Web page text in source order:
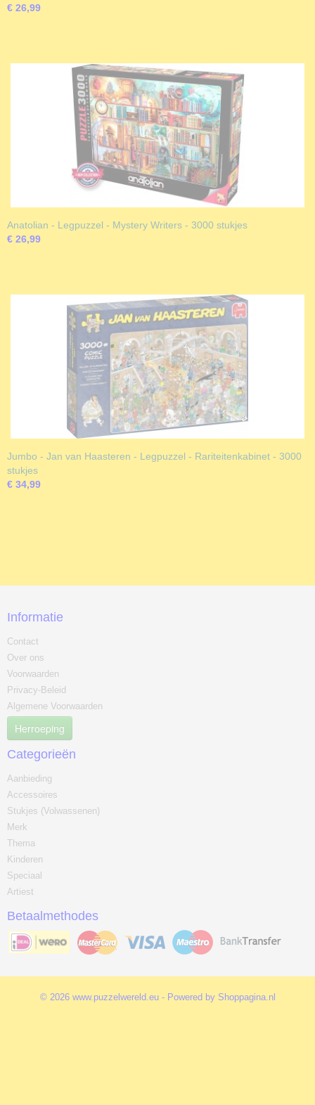
€ 26,99
Anatolian - Legpuzzel - Mystery Writers - 3000 stukjes
€ 26,99
Jumbo - Jan van Haasteren - Legpuzzel - Rariteitenkabinet - 3000
stukjes
€ 34,99
Informatie
Contact
Over ons
Voorwaarden
Privacy-Beleid
Algemene Voorwaarden
Herroeping
Categorieën
Aanbieding
Accessoires
Stukjes (Volwassenen)
Merk
Thema
Kinderen
Speciaal
Artiest
Betaalmethodes
© 2026 www.puzzelwereld.eu - Powered by Shoppagina.nl